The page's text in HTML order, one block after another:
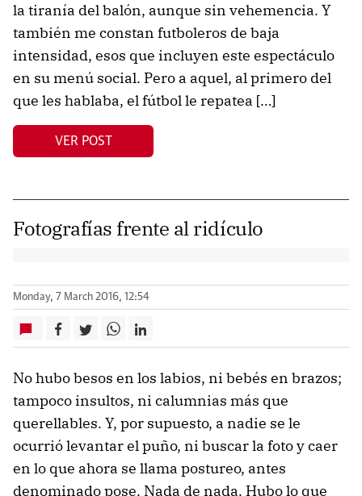
la tiranía del balón, aunque sin vehemencia. Y
también me constan futboleros de baja
intensidad, esos que incluyen este espectáculo
en su menú social. Pero a aquel, al primero del
que les hablaba, el fútbol le repatea […]
VER POST
Fotografías frente al ridículo
Monday, 7 March 2016, 12:54
No hubo besos en los labios, ni bebés en brazos;
tampoco insultos, ni calumnias más que
querellables. Y, por supuesto, a nadie se le
ocurrió levantar el puño, ni buscar la foto y caer
en lo que ahora se llama postureo, antes
denominado pose. Nada de nada. Hubo lo que